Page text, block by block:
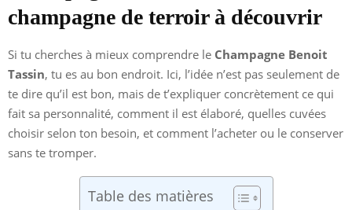
champagne de terroir à découvrir
Si tu cherches à mieux comprendre le Champagne Benoit
Tassin, tu es au bon endroit. Ici, l’idée n’est pas seulement de
te dire qu’il est bon, mais de t’expliquer concrètement ce qui
fait sa personnalité, comment il est élaboré, quelles cuvées
choisir selon ton besoin, et comment l’acheter ou le conserver
sans te tromper.
Table des matières